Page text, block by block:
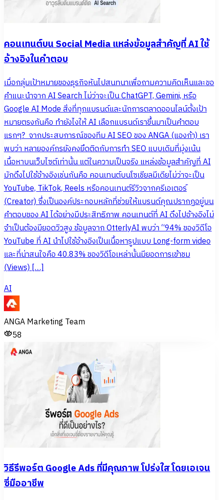
คอนเทนต์บน Social Media แหล่งข้อมูลสำคัญที่ AI ใช้
อ้างอิงในคำตอบ
เมื่อกลุ่มเป้าหมายของธุรกิจหันไปสนทนาเพื่อถามความคิดเห็นและขอ
คำแนะนำจาก AI Search ไม่ว่าจะเป็น ChatGPT, Gemini, หรือ
Google AI Mode สิ่งที่ทุกแบรนด์และนักการตลาดออนไลน์ตั้งเป้า
หมายตรงกันคือ ทำยังไงให้ AI เลือกแบรนด์เราขึ้นมาเป็นคำตอบ
แรกๆ? จากประสบการณ์ของทีม AI SEO ของ ANGA (แองก้า) เรา
พบว่า หลายองค์กรยังคงยึดติดกับการทำ SEO แบบเดิมที่มุ่งเน้น
เนื้อหาบนเว็บไซต์เท่านั้น แต่ในความเป็นจริง แหล่งข้อมูลสำคัญที่ AI
มักดึงไปใช้อ้างอิงเช่นกันคือ คอนเทนต์บนโซเชียลมีเดียไม่ว่าจะเป็น
YouTube, TikTok, Reels หรือคอนเทนต์รีวิวจากครีเอเตอร์
(Creator) ซึ่งเป็นองค์ประกอบหลักที่ช่วยให้แบรนด์คุณปรากฏอยู่บน
คำตอบของ AI ได้อย่างมีประสิทธิภาพ คอนเทนต์ที่ AI ดึงไปอ้างอิงไม่
จำเป็นต้องมียอดวิวสูง ข้อมูลจาก OtterlyAI พบว่า “94% ของวิดีโอ
YouTube ที่ AI นำไปใช้อ้างอิงเป็นเนื้อหารูปแบบ Long-form video
และที่น่าสนใจคือ 40.83% ของวิดีโอเหล่านั้นมียอดการเข้าชม
(Views) […]
AI
ANGA Marketing Team
58
วิธีรีพอร์ต Google Ads ที่มีคุณภาพ โปร่งใส โดยเอเจน
ซี่มืออาชีพ